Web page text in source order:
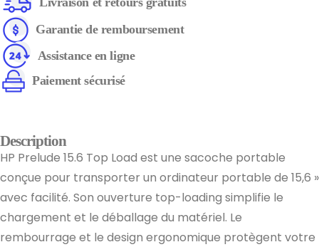
Garantie de remboursement
Assistance en ligne
Paiement sécurisé
Description
HP Prelude 15.6 Top Load est une sacoche portable
conçue pour transporter un ordinateur portable de 15,6 »
avec facilité. Son ouverture top-loading simplifie le
chargement et le déballage du matériel. Le
rembourrage et le design ergonomique protègent votre